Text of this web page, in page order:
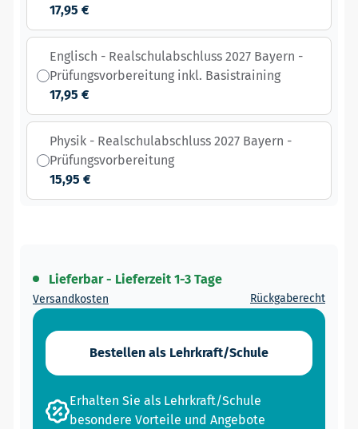
17,95 €
Englisch - Realschulabschluss 2027 Bayern -
Prüfungsvorbereitung inkl. Basistraining
17,95 €
Physik - Realschulabschluss 2027 Bayern -
Prüfungsvorbereitung
15,95 €
Lieferbar - Lieferzeit 1-3 Tage
Versandkosten Rückgaberecht
Bestellen als Lehrkraft/Schule
Erhalten Sie als Lehrkraft/Schule
besondere Vorteile und Angebote